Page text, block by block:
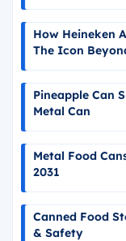
How Heineken
The Icon
Pineapple Can
Metal Can
Metal Food
2031
Canned Food
& Safety